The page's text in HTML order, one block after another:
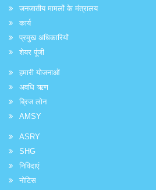
जनजातीय मामलों के मंत्रालय
कार्य
प्रमुख अधिकारियों
शेयर पूंजी
हमारी योजनाओं
अवधि ऋण
ब्रिज लोन
AMSY
ASRY
SHG
निविदाएं
नोटिस